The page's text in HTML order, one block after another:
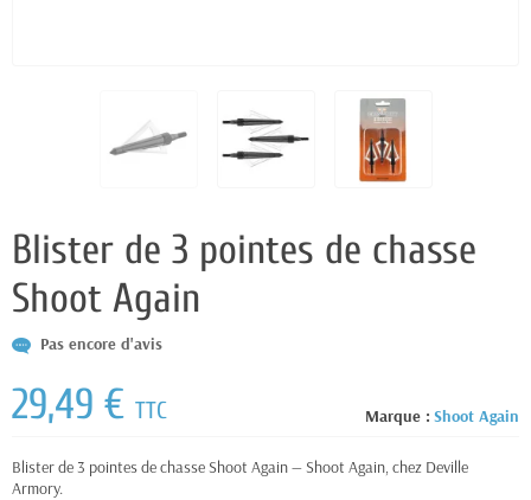
Blister de 3 pointes de chasse
Shoot Again
Pas encore d'avis
Marque : Shoot Again
29,49 € TTC
Blister de 3 pointes de chasse Shoot Again — Shoot Again, chez Deville
Armory.